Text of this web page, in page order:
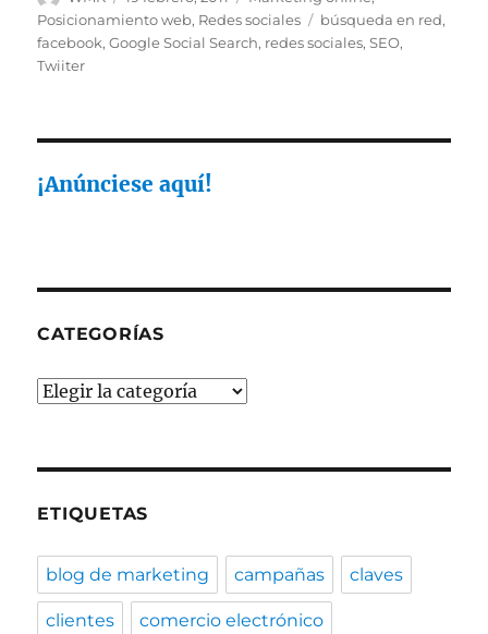
el
Posicionamiento web, Redes sociales Etiquetas
búsqueda en red,
facebook,Google Social Search, redes sociales,SEO,
Twiiter
¡Anúnciese aquí!
CATEGORÍAS
Categorías
ETIQUETAS
blog de marketing campañas claves
clientes comercio electrónico